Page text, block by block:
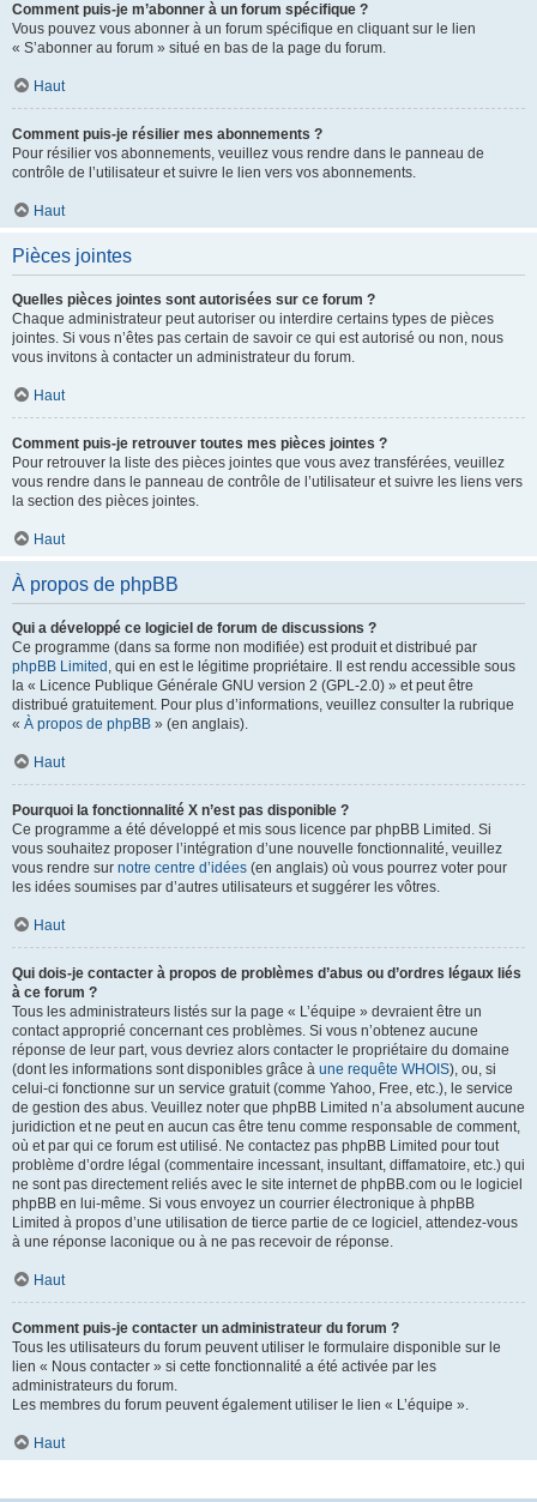
Comment puis-je m’abonner à un forum spécifique ?
Vous pouvez vous abonner à un forum spécifique en cliquant sur le lien
« S’abonner au forum » situé en bas de la page du forum.
Haut
Comment puis-je résilier mes abonnements ?
Pour résilier vos abonnements, veuillez vous rendre dans le panneau de
contrôle de l’utilisateur et suivre le lien vers vos abonnements.
Haut
Pièces jointes
Quelles pièces jointes sont autorisées sur ce forum ?
Chaque administrateur peut autoriser ou interdire certains types de pièces
jointes. Si vous n’êtes pas certain de savoir ce qui est autorisé ou non, nous
vous invitons à contacter un administrateur du forum.
Haut
Comment puis-je retrouver toutes mes pièces jointes ?
Pour retrouver la liste des pièces jointes que vous avez transférées, veuillez
vous rendre dans le panneau de contrôle de l’utilisateur et suivre les liens vers
la section des pièces jointes.
Haut
À propos de phpBB
Qui a développé ce logiciel de forum de discussions ?
Ce programme (dans sa forme non modifiée) est produit et distribué par
phpBB Limited , qui en est le légitime propriétaire. Il est rendu accessible sous
la « Licence Publique Générale GNU version 2 (GPL-2.0) » et peut être
distribué gratuitement. Pour plus d’informations, veuillez consulter la rubrique
« À propos de phpBB » (en anglais).
Haut
Pourquoi la fonctionnalité X n’est pas disponible ?
Ce programme a été développé et mis sous licence par phpBB Limited. Si
vous souhaitez proposer l’intégration d’une nouvelle fonctionnalité, veuillez
vous rendre sur notre centre d’idées (en anglais) où vous pourrez voter pour
les idées soumises par d’autres utilisateurs et suggérer les vôtres.
Haut
Qui dois-je contacter à propos de problèmes d’abus ou d’ordres légaux liés
à ce forum ?
Tous les administrateurs listés sur la page « L’équipe » devraient être un
contact approprié concernant ces problèmes. Si vous n’obtenez aucune
réponse de leur part, vous devriez alors contacter le propriétaire du domaine
(dont les informations sont disponibles grâce à une requête WHOIS), ou, si
celui-ci fonctionne sur un service gratuit (comme Yahoo, Free, etc.), le service
de gestion des abus. Veuillez noter que phpBB Limited n’a absolument aucune
juridiction et ne peut en aucun cas être tenu comme responsable de comment,
où et par qui ce forum est utilisé. Ne contactez pas phpBB Limited pour tout
problème d’ordre légal (commentaire incessant, insultant, diffamatoire, etc.) qui
ne sont pas directement reliés avec le site internet de phpBB.com ou le logiciel
phpBB en lui-même. Si vous envoyez un courrier électronique à phpBB
Limited à propos d’une utilisation de tierce partie de ce logiciel, attendez-vous
à une réponse laconique ou à ne pas recevoir de réponse.
Haut
Comment puis-je contacter un administrateur du forum ?
Tous les utilisateurs du forum peuvent utiliser le formulaire disponible sur le
lien « Nous contacter » si cette fonctionnalité a été activée par les
administrateurs du forum.
Les membres du forum peuvent également utiliser le lien « L’équipe ».
Haut